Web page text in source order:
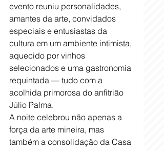
evento reuniu personalidades,
amantes da arte, convidados
especiais e entusiastas da
cultura em um ambiente intimista,
aquecido por vinhos
selecionados e uma gastronomia
requintada — tudo com a
acolhida primorosa do anfitrião
Júlio Palma.
A noite celebrou não apenas a
força da arte mineira, mas
também a consolidação da Casa